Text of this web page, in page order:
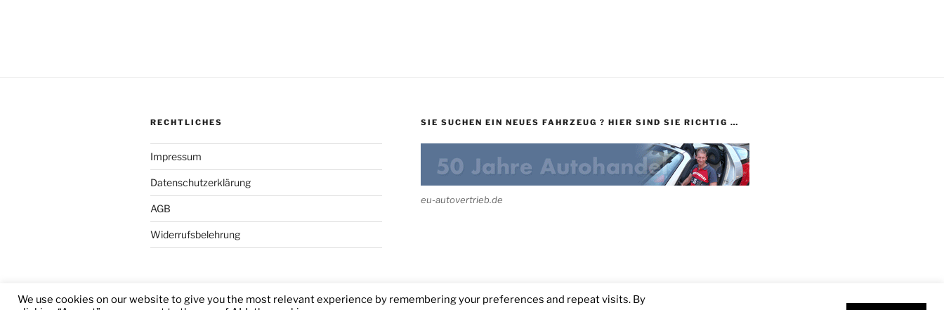
RECHTLICHES
Impressum
Datenschutzerklärung
AGB
Widerrufsbelehrung
SIE SUCHEN EIN NEUES FAHRZEUG ? HIER SIND SIE RICHTIG …
eu-autovertrieb.de
We use cookies on our website to give you the most relevant experience by remembering your preferences and repeat visits. By